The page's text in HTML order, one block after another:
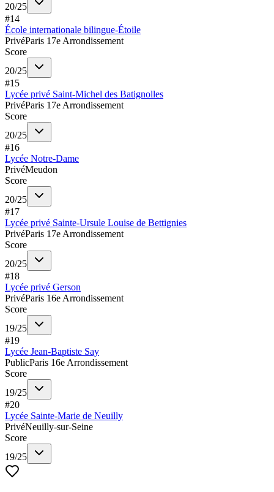
20/25
#14
École internationale bilingue-Étoile
PrivéParis 17e Arrondissement
Score
20/25
#15
Lycée privé Saint-Michel des Batignolles
PrivéParis 17e Arrondissement
Score
20/25
#16
Lycée Notre-Dame
PrivéMeudon
Score
20/25
#17
Lycée privé Sainte-Ursule Louise de Bettignies
PrivéParis 17e Arrondissement
Score
20/25
#18
Lycée privé Gerson
PrivéParis 16e Arrondissement
Score
19/25
#19
Lycée Jean-Baptiste Say
PublicParis 16e Arrondissement
Score
19/25
#20
Lycée Sainte-Marie de Neuilly
PrivéNeuilly-sur-Seine
Score
19/25